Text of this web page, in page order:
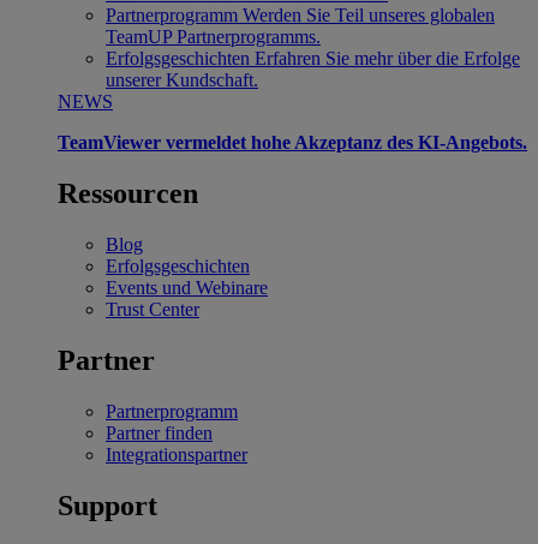
Partnerprogramm Werden Sie Teil unseres globalen
TeamUP Partnerprogramms.
Erfolgsgeschichten Erfahren Sie mehr über die Erfolge
unserer Kundschaft.
NEWS
TeamViewer vermeldet hohe Akzeptanz des KI-Angebots.
Ressourcen
Blog
Erfolgsgeschichten
Events und Webinare
Trust Center
Partner
Partnerprogramm
Partner finden
Integrationspartner
Support